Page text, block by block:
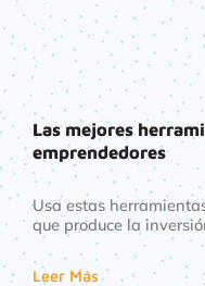
Las mejores
emprendedores
Usa estas
que produce la
Leer Más